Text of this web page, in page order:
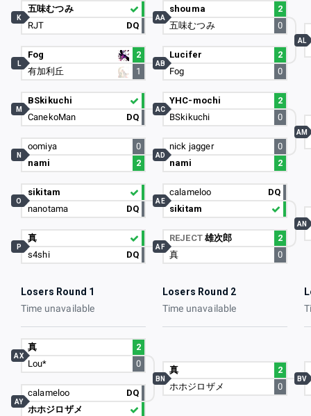
五味むつみ
RJT
DQ
K
Fog
2
有加利丘
1
L
BSkikuchi
CanekoMan
DQ
M
oomiya
0
nami
2
N
sikitam
nanotama
DQ
O
真
s4shi
DQ
P
shouma
2
五味むつみ
0
AA
Lucifer
2
Fog
0
AB
YHC-mochi
2
BSkikuchi
0
AC
nick jagger
0
nami
2
AD
calameloo
DQ
sikitam
AE
REJECT雄次郎
2
真
0
AF
AL
AM
AN
Losers Round 1
Time unavailable
Losers Round 2
Time unavailable
真
2
Lou*
0
AX
calameloo
DQ
ホホジロザメ
AY
真
2
ホホジロザメ
0
BN BV